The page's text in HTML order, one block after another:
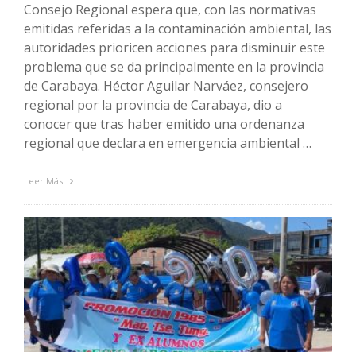
Consejo Regional espera que, con las normativas
emitidas referidas a la contaminación ambiental, las
autoridades prioricen acciones para disminuir este
problema que se da principalmente en la provincia
de Carabaya. Héctor Aguilar Narváez, consejero
regional por la provincia de Carabaya, dio a
conocer que tras haber emitido una ordenanza
regional que declara en emergencia ambiental …
Leer Más